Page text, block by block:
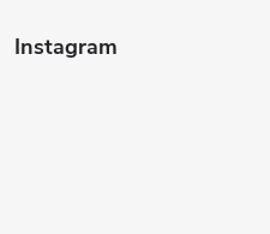
Instagram